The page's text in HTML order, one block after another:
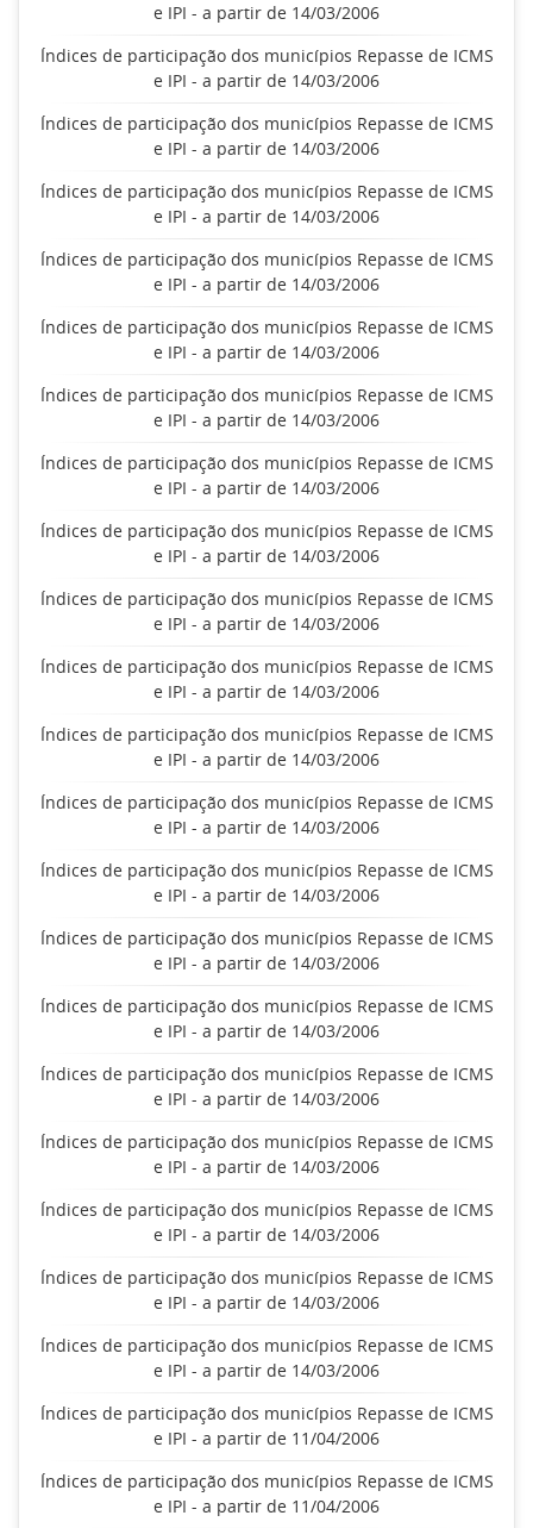
e IPI - a partir de 14/03/2006
Índices de participação dos municípios Repasse de ICMS
e IPI - a partir de 14/03/2006
Índices de participação dos municípios Repasse de ICMS
e IPI - a partir de 14/03/2006
Índices de participação dos municípios Repasse de ICMS
e IPI - a partir de 14/03/2006
Índices de participação dos municípios Repasse de ICMS
e IPI - a partir de 14/03/2006
Índices de participação dos municípios Repasse de ICMS
e IPI - a partir de 14/03/2006
Índices de participação dos municípios Repasse de ICMS
e IPI - a partir de 14/03/2006
Índices de participação dos municípios Repasse de ICMS
e IPI - a partir de 14/03/2006
Índices de participação dos municípios Repasse de ICMS
e IPI - a partir de 14/03/2006
Índices de participação dos municípios Repasse de ICMS
e IPI - a partir de 14/03/2006
Índices de participação dos municípios Repasse de ICMS
e IPI - a partir de 14/03/2006
Índices de participação dos municípios Repasse de ICMS
e IPI - a partir de 14/03/2006
Índices de participação dos municípios Repasse de ICMS
e IPI - a partir de 14/03/2006
Índices de participação dos municípios Repasse de ICMS
e IPI - a partir de 14/03/2006
Índices de participação dos municípios Repasse de ICMS
e IPI - a partir de 14/03/2006
Índices de participação dos municípios Repasse de ICMS
e IPI - a partir de 14/03/2006
Índices de participação dos municípios Repasse de ICMS
e IPI - a partir de 14/03/2006
Índices de participação dos municípios Repasse de ICMS
e IPI - a partir de 14/03/2006
Índices de participação dos municípios Repasse de ICMS
e IPI - a partir de 14/03/2006
Índices de participação dos municípios Repasse de ICMS
e IPI - a partir de 14/03/2006
Índices de participação dos municípios Repasse de ICMS
e IPI - a partir de 14/03/2006
Índices de participação dos municípios Repasse de ICMS
e IPI - a partir de 11/04/2006
Índices de participação dos municípios Repasse de ICMS
e IPI - a partir de 11/04/2006